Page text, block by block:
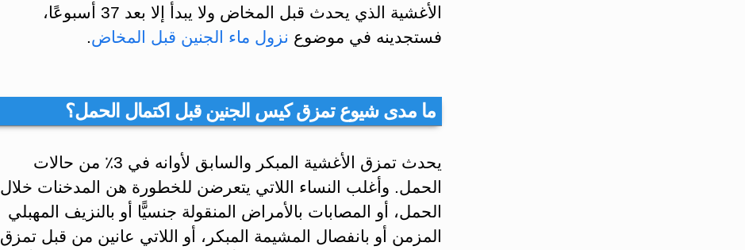
الأغشية الذي يحدث قبل المخاض ولا يبدأ إلا بعد 37 أسبوعًا،
فستجدينه في موضوع نزول ماء الجنين قبل المخاض.
ما مدى شيوع تمزق كيس الجنين قبل اكتمال الحمل؟
يحدث تمزق الأغشية المبكر والسابق لأوانه في 3٪ من حالات
الحمل. وأغلب النساء اللاتي يتعرضن للخطورة هن المدخنات خلال
الحمل، أو المصابات بالأمراض المنقولة جنسيًّا أو بالنزيف المهبلي
المزمن أو بانفصال المشيمة المبكر، أو اللاتي عانين من قبل تمزق